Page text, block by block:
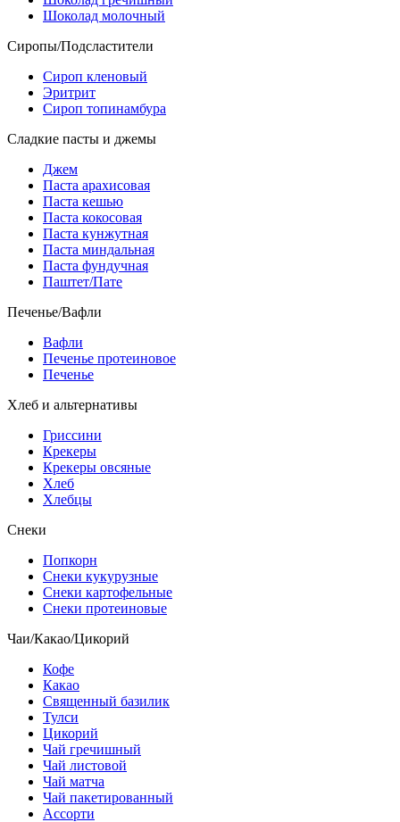
Шоколад молочный
Сиропы/Подсластители
Сироп кленовый
Эритрит
Сироп топинамбура
Сладкие пасты и джемы
Джем
Паста арахисовая
Паста кешью
Паста кокосовая
Паста кунжутная
Паста миндальная
Паста фундучная
Паштет/Пате
Печенье/Вафли
Вафли
Печенье протеиновое
Печенье
Хлеб и альтернативы
Гриссини
Крекеры
Крекеры овсяные
Хлеб
Хлебцы
Снеки
Попкорн
Снеки кукурузные
Снеки картофельные
Снеки протеиновые
Чаи/Какао/Цикорий
Кофе
Какао
Священный базилик
Тулси
Цикорий
Чай гречишный
Чай листовой
Чай матча
Чай пакетированный
Ассорти